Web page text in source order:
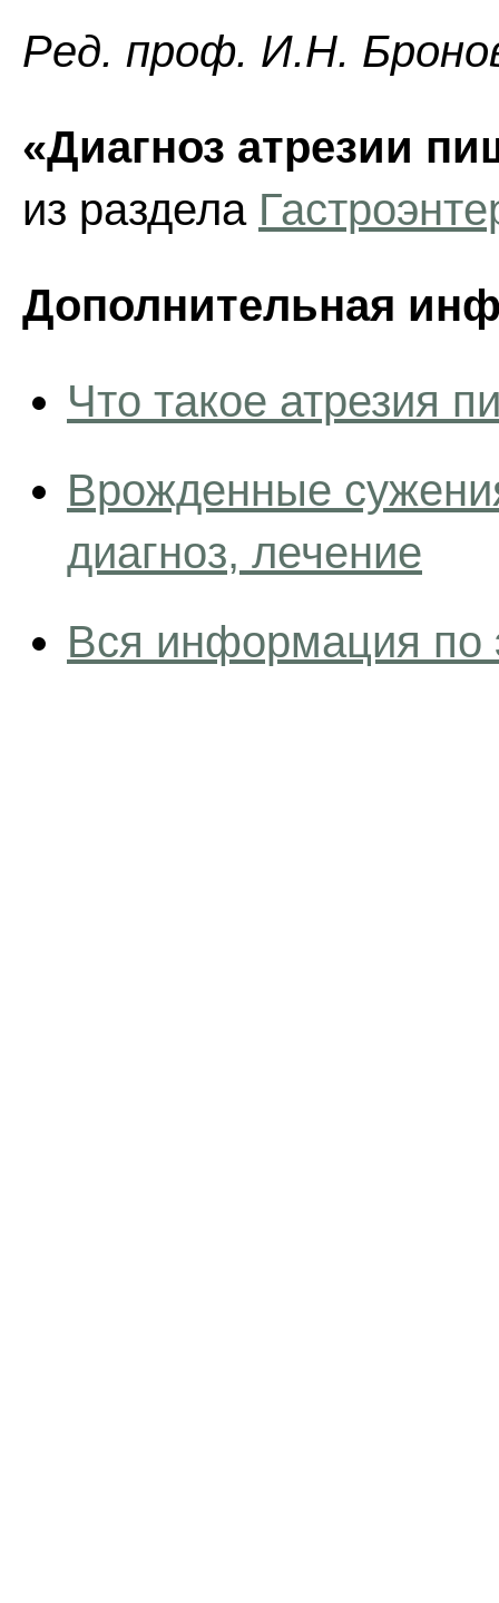
Ред. проф. И.Н.
«Диагноз атрезии
из раздела
Дополнительная
Что такое атрезия
Врожденные
диагноз, лечение
Вся информация по